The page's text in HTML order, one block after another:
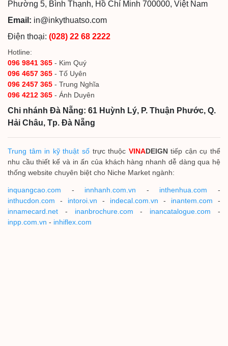
Phường 5, Bình Thạnh, Hồ Chí Minh 700000, Việt Nam
Email: in@inkythuatso.com
Điện thoại: (028) 22 68 2222
Hotline:
096 9841 365 - Kim Quý
096 4657 365 - Tố Uyên
096 2457 365 - Trung Nghĩa
096 4212 365 - Ánh Duyên
Chi nhánh Đà Nẵng: 61 Huỳnh Lý, P. Thuận Phước, Q.
Hải Châu, Tp. Đà Nẵng
Trung tâm in kỹ thuật sốtrực thuộc VINADEIGNtiếp cận cụ thể
nhu cầu thiết kế và in ấn của khách hàng nhanh dễ dàng qua hệ
thống website chuyên biệt cho Niche Market ngành:
inquangcao.com - innhanh.com.vn - inthenhua.com -
inthucdon.com - intoroi.vn - indecal.com.vn - inantem.com -
innamecard.net - inanbrochure.com - inancatalogue.com -
inpp.com.vn - inhiflex.com